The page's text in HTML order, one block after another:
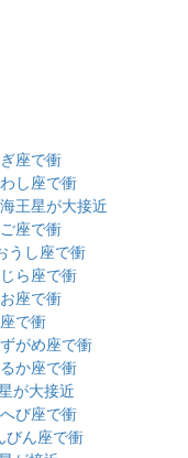
座で衝
し座で衝
王星が大接近
座で衝
うし座で衝
ら座で衝
座で衝
で衝
がめ座で衝
か座で衝
が大接近
び座で衝
びん座で衝